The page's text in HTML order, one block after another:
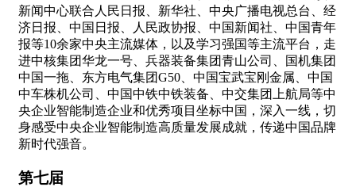
新闻中心联合人民日报、新华社、中央广播电视总台、经
济日报、中国日报、人民政协报、中国新闻社、中国青年
报等10余家中央主流媒体，以及学习强国等主流平台，走
进中核集团华龙一号、兵器装备集团青山公司、国机集团
中国一拖、东方电气集团G50、中国宝武宝刚金属、中国
中车株机公司、中国中铁中铁装备、中交集团上航局等中
央企业智能制造企业和优秀项目坐标中国，深入一线，切
身感受中央企业智能制造高质量发展成就，传递中国品牌
新时代强音。
第七届